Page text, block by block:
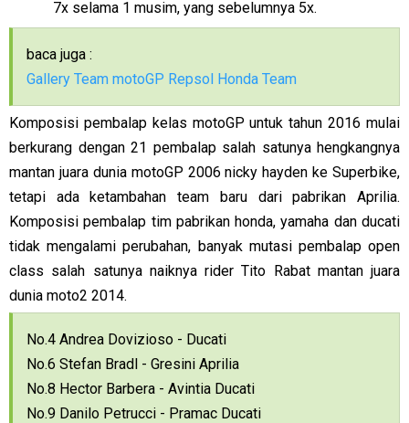
7x selama 1 musim, yang sebelumnya 5x.
baca juga :
Gallery Team motoGP Repsol Honda Team
Komposisi pembalap kelas motoGP untuk tahun 2016 mulai
berkurang dengan 21 pembalap salah satunya hengkangnya
mantan juara dunia motoGP 2006 nicky hayden ke Superbike,
tetapi ada ketambahan team baru dari pabrikan Aprilia.
Komposisi pembalap tim pabrikan honda, yamaha dan ducati
tidak mengalami perubahan, banyak mutasi pembalap open
class salah satunya naiknya rider Tito Rabat mantan juara
dunia moto2 2014.
No.4 Andrea Dovizioso - Ducati
No.6 Stefan Bradl - Gresini Aprilia
No.8 Hector Barbera - Avintia Ducati
No.9 Danilo Petrucci - Pramac Ducati